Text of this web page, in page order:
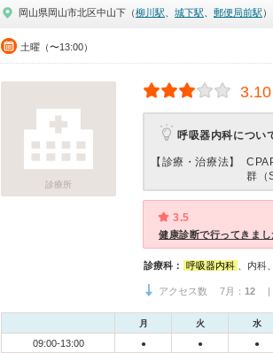
岡山県岡山市北区中山下（柳川駅 城下駅 郵便局前駅 ）
土曜（〜13:00）
診療所
3.10
呼吸器内科につい
【診療・治療法】
群（
3.5
健康診断で行ってきまし
診療科： 呼吸器内科 、内
アクセス数 7月： 12 |
月 火 水
09:00-13:00 ● ● ●